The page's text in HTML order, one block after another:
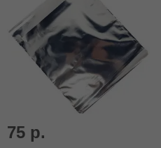
75 р.